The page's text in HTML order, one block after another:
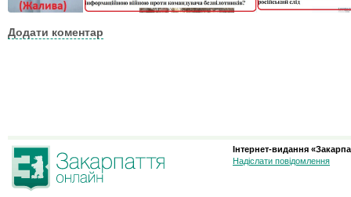
Додати коментар
Інтернет-видання
Надіслати повідомлення